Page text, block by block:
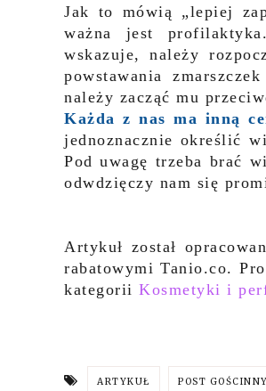
Jak to mówią „lepiej
ważna jest
wskazuje, należy
powstawania
należy zacząć mu
Każda z nas ma inną
jednoznacznie określić
Pod uwagę trzeba brać
odwdzięczy nam się
Artykuł został
rabatowymi Tanio.co.
kategorii Kosmetyki i
ARTYKUŁ POST